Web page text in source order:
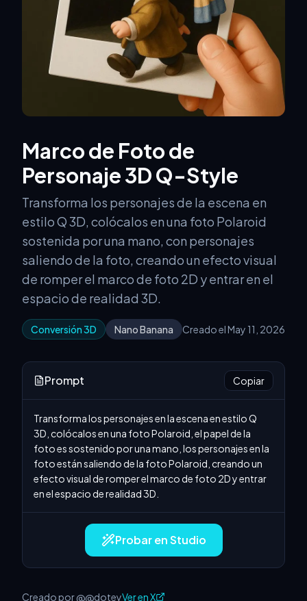
Marco de Foto de
Personaje 3D Q-Style
Transforma los personajes de la escena en
estilo Q 3D, colócalos en una foto Polaroid
sostenida por una mano, con personajes
saliendo de la foto, creando un efecto visual
de romper el marco de foto 2D y entrar en el
espacio de realidad 3D.
Conversión 3D Nano Banana Creado el May 11, 2026
Prompt Copiar
Transforma los personajes en la escena en estilo Q
3D, colócalos en una foto Polaroid, el papel de la
foto es sostenido por una mano, los personajes en la
foto están saliendo de la foto Polaroid, creando un
efecto visual de romper el marco de foto 2D y entrar
en el espacio de realidad 3D.
Probar en Studio
Creado por @@doteyVer en X